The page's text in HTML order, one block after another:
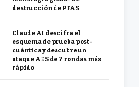
destrucción de PFAS
Claude AI descifra el
esquema de prueba post-
cuántica y descubre un
ataque AES de 7 rondas más
rápido